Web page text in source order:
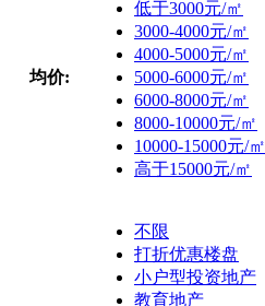
均价:
低于3000元/㎡
3000-4000元/㎡
4000-5000元/㎡
5000-6000元/㎡
6000-8000元/㎡
8000-10000元/㎡
10000-15000元/㎡
高于15000元/㎡
不限
打折优惠楼盘
小户型投资地产
教育地产